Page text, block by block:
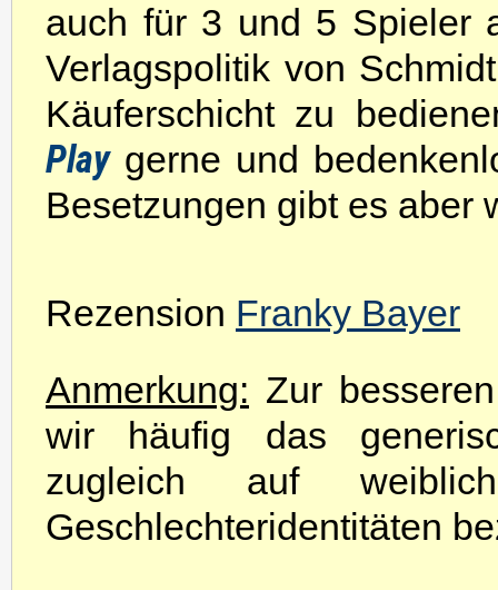
auch für 3 und 5 Spieler
Verlagspolitik von
Käuferschicht zu
Playgerne und
Besetzungen gibt es aber
Rezension Franky Bayer
Anmerkung: Zur
wir häufig das
zugleich auf
Geschlechteridentitäten